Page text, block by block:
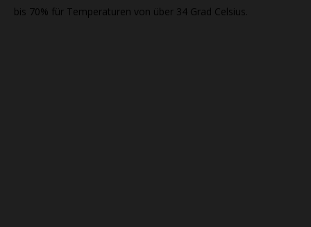
bis 70% für Temperaturen von über 34 Grad Celsius.